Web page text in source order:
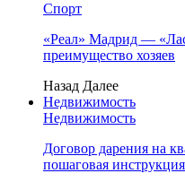
Спорт
«Реал» Мадрид —
преимущество хозяев
Назад Далее
Недвижимость
Недвижимость
Договор дарения на
пошаговая инструкция